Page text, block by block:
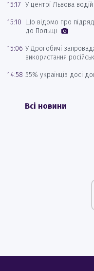
15:17 У центрі Львова
15:10 Що відомо про
до Польщі
15:06 У Дрогобичі
використання
14:58 55% українців досі
Всі новини